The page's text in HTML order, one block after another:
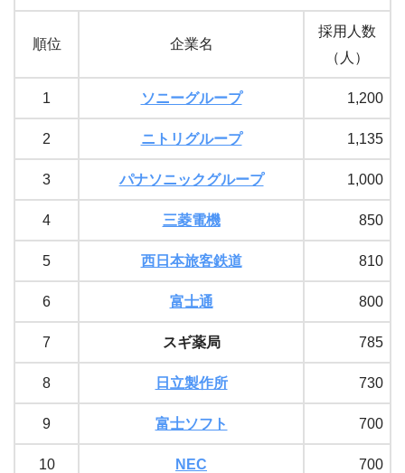
順位 企業名
採用人数
（人）
1 ソニーグループ 1,200
2 ニトリグループ 1,135
3 パナソニックグループ 1,000
4 三菱電機 850
5 西日本旅客鉄道 810
6 富士通 800
7 スギ薬局 785
8 日立製作所 730
9 富士ソフト 700
10 NEC 700